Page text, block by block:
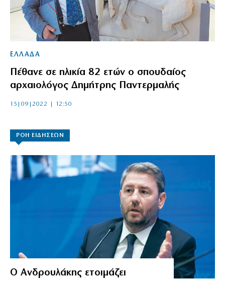
ΕΛΛΑΔΑ
Πέθανε σε ηλικία 82 ετών ο σπουδαίος
αρχαιολόγος Δημήτρης Παντερμαλής
15|09|2022 | 12:50
ΡΟΗ ΕΙΔΗΣΕΩΝ
Ο Ανδρουλάκης ετοιμάζει